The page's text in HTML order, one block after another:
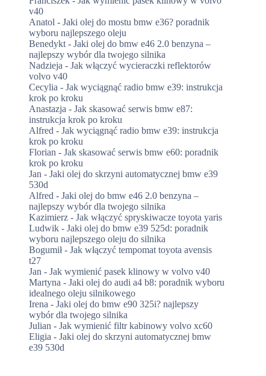
v40
Anatol -Jaki olej do mostu bmw e36? poradnik
wyboru najlepszego oleju
Benedykt -Jaki olej do bmw e46 2.0 benzyna –
najlepszy wybór dla twojego silnika
Nadzieja -Jak włączyć wycieraczki reflektorów
volvo v40
Cecylia -Jak wyciągnąć radio bmw e39: instrukcja
krok po kroku
Anastazja -Jak skasować serwis bmw e87:
instrukcja krok po kroku
Alfred -Jak wyciągnąć radio bmw e39: instrukcja
krok po kroku
Florian -Jak skasować serwis bmw e60: poradnik
krok po kroku
Jan -Jaki olej do skrzyni automatycznej bmw e39
530d
Alfred -Jaki olej do bmw e46 2.0 benzyna –
najlepszy wybór dla twojego silnika
Kazimierz -Jak włączyć spryskiwacze toyota yaris
Ludwik -Jaki olej do bmw e39 525d: poradnik
wyboru najlepszego oleju do silnika
Bogumił-Jak włączyć tempomat toyota avensis
t27
Jan -Jak wymienić pasek klinowy w volvo v40
Martyna -Jaki olej do audi a4 b8: poradnik wyboru
idealnego oleju silnikowego
Irena -Jaki olej do bmw e90 325i? najlepszy
wybór dla twojego silnika
Julian -Jak wymienić filtr kabinowy volvo xc60
Eligia -Jaki olej do skrzyni automatycznej bmw
e39 530d